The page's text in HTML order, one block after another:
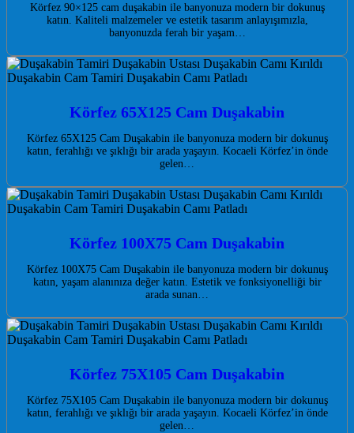
Körfez 90×125 cam duşakabin ile banyonuza modern bir dokunuş
katın. Kaliteli malzemeler ve estetik tasarım anlayışımızla,
banyonuzda ferah bir yaşam…
Körfez 65X125 Cam Duşakabin
Körfez 65X125 Cam Duşakabin ile banyonuza modern bir dokunuş
katın, ferahlığı ve şıklığı bir arada yaşayın. Kocaeli Körfez’in önde
gelen…
Körfez 100X75 Cam Duşakabin
Körfez 100X75 Cam Duşakabin ile banyonuza modern bir dokunuş
katın, yaşam alanınıza değer katın. Estetik ve fonksiyonelliği bir
arada sunan…
Körfez 75X105 Cam Duşakabin
Körfez 75X105 Cam Duşakabin ile banyonuza modern bir dokunuş
katın, ferahlığı ve şıklığı bir arada yaşayın. Kocaeli Körfez’in önde
gelen…